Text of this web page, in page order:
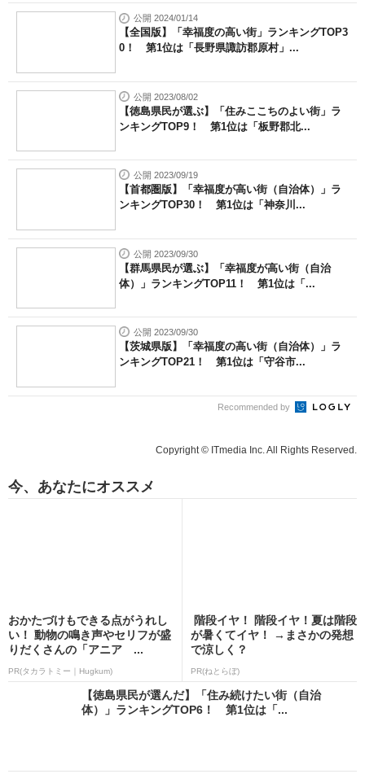
公開 2024/01/14
【全国版】「幸福度の高い街」ランキングTOP3
0！ 第1位は「長野県諏訪郡原村」...
公開 2023/08/02
【徳島県民が選ぶ】「住みここちのよい街」ラ
ンキングTOP9！ 第1位は「板野郡北...
公開 2023/09/19
【首都圏版】「幸福度が高い街（自治体）」ラ
ンキングTOP30！ 第1位は「神奈川...
公開 2023/09/30
【群馬県民が選ぶ】「幸福度が高い街（自治
体）」ランキングTOP11！ 第1位は「...
公開 2023/09/30
【茨城県版】「幸福度の高い街（自治体）」ラ
ンキングTOP21！ 第1位は「守谷市...
Recommended by
Copyright © ITmedia Inc. All Rights Reserved.
今、あなたにオススメ
おかたづけもできる点がうれし
い！ 動物の鳴き声やセリフが盛
りだくさんの「アニア ...
PR(タカラトミー｜Hugkum)
階段イヤ！ 階段イヤ！夏は階段
が暑くてイヤ！ →まさかの発想
で涼しく？
PR(ねとらぼ)
【徳島県民が選んだ】「住み続けたい街（自治
体）」ランキングTOP6！ 第1位は「...